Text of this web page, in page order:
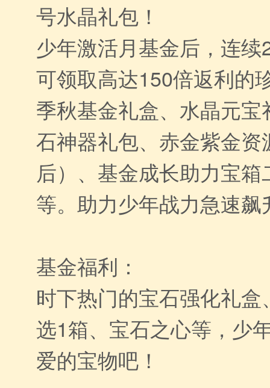
号水晶礼包！
少年激活月基金后，连
可领取高达150倍返利的
季秋基金礼盒、水晶元
石神器礼包、赤金紫金
后）、基金成长助力宝
等。助力少年战力急速飙
基金福利：
时下热门的宝石强化礼
选1箱、宝石之心等，少
爱的宝物吧！